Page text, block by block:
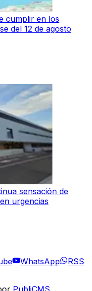
cumplir en los
del 12 de agosto
sensación de
urgencias
WhatsApp RSS
PubliCMS.